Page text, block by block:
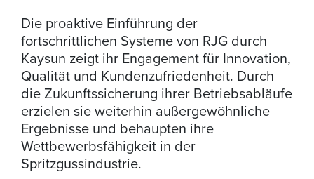
Die proaktive Einführung der
fortschrittlichen Systeme von RJG durch
Kaysun zeigt ihr Engagement für Innovation,
Qualität und Kundenzufriedenheit. Durch
die Zukunftssicherung ihrer Betriebsabläufe
erzielen sie weiterhin außergewöhnliche
Ergebnisse und behaupten ihre
Wettbewerbsfähigkeit in der
Spritzgussindustrie.